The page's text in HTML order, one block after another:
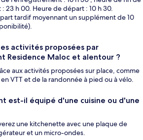
23 h 00. Heure de départ : 10 h 30.
tardif moyennant un supplément de 10
activités proposées par
Residence Maloc et alentour ?
aux activités proposées sur place, comme
VTT et de la randonnée à pied ou à vélo.
est-il équipé d'une cuisine ou d'une
une kitchenette avec une plaque de
et un micro-ondes.